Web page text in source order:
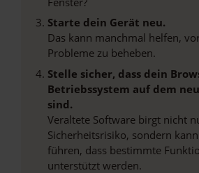
Starte dein Gerät neu.
Das kann manchmal helfen,
Probleme zu beheben.
Stelle sicher, dass dein
Betriebssystem auf dem
sind.
Veraltete Software birgt nicht
Sicherheitsrisiko, sondern
führen, dass bestimmte
unterstützt werden.